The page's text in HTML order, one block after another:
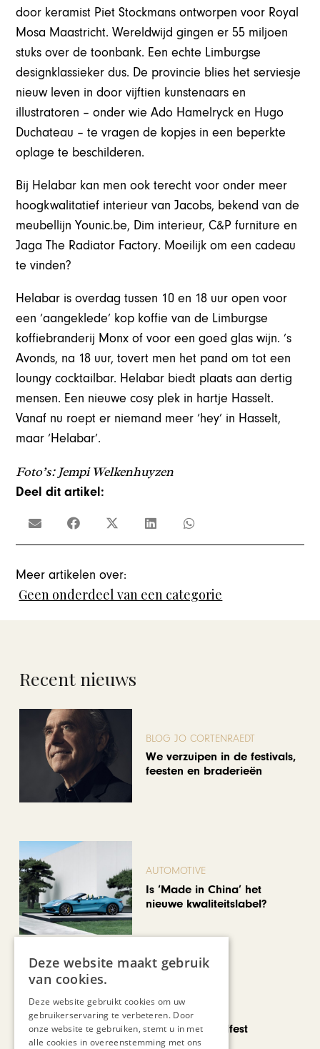
door keramist Piet Stockmans ontworpen voor Royal
Mosa Maastricht. Wereldwijd gingen er 55 miljoen
stuks over de toonbank. Een echte Limburgse
designklassieker dus. De provincie blies het serviesje
nieuw leven in door vijftien kunstenaars en
illustratoren – onder wie Ado Hamelryck en Hugo
Duchateau – te vragen de kopjes in een beperkte
oplage te beschilderen.
Bij Helabar kan men ook terecht voor onder meer
hoogkwalitatief interieur van Jacobs, bekend van de
meubellijn Younic.be, Dim interieur, C&P furniture en
Jaga The Radiator Factory. Moeilijk om een cadeau
te vinden?
Helabar is overdag tussen 10 en 18 uur open voor
een ‘aangeklede’ kop koffie van de Limburgse
koffiebranderij Monx of voor een goed glas wijn. ’s
Avonds, na 18 uur, tovert men het pand om tot een
loungy cocktailbar. Helabar biedt plaats aan dertig
mensen. Een nieuwe cosy plek in hartje Hasselt.
Vanaf nu roept er niemand meer ‘hey’ in Hasselt,
maar ‘Helabar’.
Foto’s: Jempi Welkenhuyzen
Deel dit artikel:
Meer artikelen over:
Geen onderdeel van een categorie
Recent nieuws
BLOG JO CORTENRAEDT
We verzuipen in de festivals,
feesten en braderieën
AUTOMOTIVE
Is ‘Made in China’ het
nieuwe kwaliteitslabel?
CHAPEAU TV
Noorbeek Foodfest
Deze website maakt gebruik
van cookies.
Deze website gebruikt cookies om uw
gebruikerservaring te verbeteren. Door
onze website te gebruiken, stemt u in met
alle cookies in overeenstemming met ons